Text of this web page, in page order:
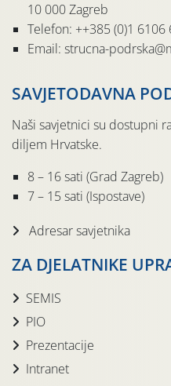
10 000 Zagreb
Telefon: ++385 (0)1 6106
Email: strucna-
SAVJETODAVNA
Naši savjetnici su dostupni
diljem Hrvatske.
8 – 16 sati (Grad Zagreb)
7 – 15 sati (Ispostave)
Adresar savjetnika
ZA DJELATNIKE
SEMIS
PIO
Prezentacije
Intranet